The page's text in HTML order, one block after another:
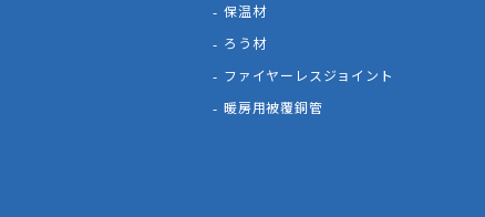
保温材
ろう材
ファイヤーレスジョイント
暖房用被覆銅管